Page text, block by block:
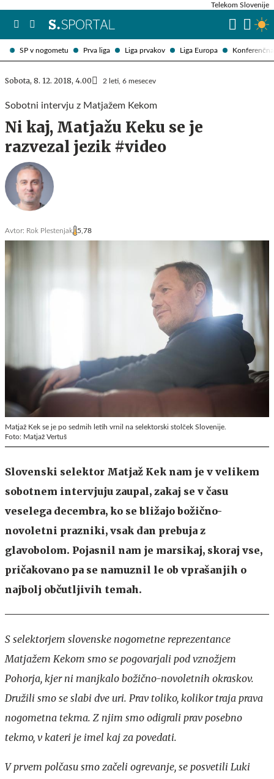
SP v nogometu Prva liga Liga prvakov Liga Europa
Telekom Slovenije
Sobota, 8. 12. 2018, 4.00 2 leti, 6 mesecev
Sobotni intervju z Matjažem Kekom
Ni kaj, Matjažu Keku se je
razvezal jezik #video
Avtor: Rok Plestenjak 5,78
Matjaž Kek se je po sedmih letih vrnil na selektorski stolček Slovenije.
Foto: Matjaž Vertuš
Slovenski selektor Matjaž Kek nam je v velikem
sobotnem intervjuju zaupal, zakaj se v času
veselega decembra, ko se bližajo božično-
novoletni prazniki, vsak dan prebuja z
glavobolom. Pojasnil nam je marsikaj, skoraj vse,
pričakovano pa se namuznil le ob vprašanjih o
najbolj občutljivih temah.
S selektorjem slovenske nogometne reprezentance
Matjažem Kekom smo se pogovarjali pod vznožjem
Pohorja, kjer ni manjkalo božično-novoletnih okraskov.
Družili smo se slabi dve uri. Prav toliko, kolikor traja prava
nogometna tekma. Z njim smo odigrali prav posebno
tekmo, v kateri je imel kaj za povedati.
V prvem polčasu smo začeli ogrevanje, se posvetili Luki